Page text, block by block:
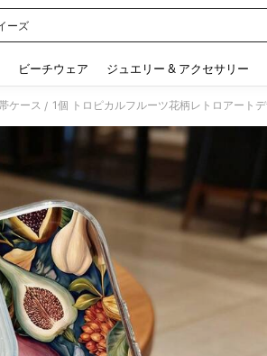
ーズ
ビーチウェア ジュエリー & アクセサリー
ケース /